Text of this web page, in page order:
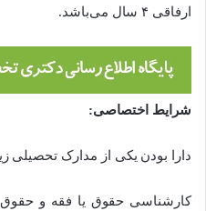
ارفاقی ۴ سال می‌باشد.
شرایط اختصاصی:
دارا بودن یکی از مدارک تحصیلی
کارشناسی حقوق یا فقه و حقوق